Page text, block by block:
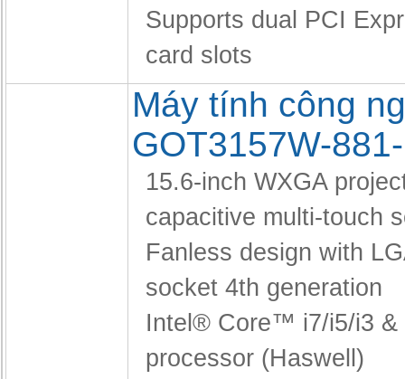
Supports dual PCI
card slots
Máy tính công
GOT3157W-
15.6-inch WXGA
capacitive multi-touch
Fanless design with
socket 4th generation
Intel® Core™ i7/i5/i3 &
processor (Haswell)